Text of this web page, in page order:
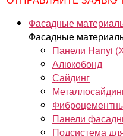
Фасадные
Фасадные
Панели Hanyi
Алюкобонд
Сайдинг
Панели
Подсистема